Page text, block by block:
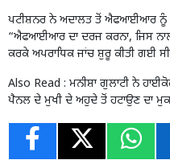
ਪਟੀਸ਼ਨਰ ਨੇ ਅਦਾਲਤ ਤੋਂ ਐਫਆਈਆਰ ਨੂੰ
“ਐਫਆਈਆਰ ਦਾ ਦਰਜ ਕਰਨਾ, ਜਿਸ
ਕਰਕੇ ਅਪਰਾਧਿਕ ਜਾਂਚ ਸ਼ੁਰੂ ਕੀਤੀ ਗਈ
Also Read : ਮਨੀਸ਼ਾ ਗੁਲਾਟੀ ਨੇ
ਪੈਨਲ ਦੇ ਮੁਖੀ ਦੇ ਅਹੁਦੇ ਤੋਂ ਹਟਾਉਣ ਦਾ